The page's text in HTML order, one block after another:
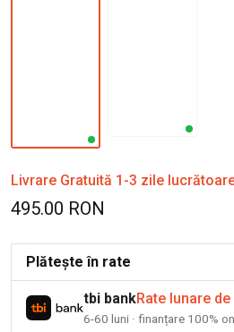
Livrare Gratuită 1-3 zile
495.00 RON
Plătește în rate
tbi bankRate lunare de
6-60 luni · finanțare 100%